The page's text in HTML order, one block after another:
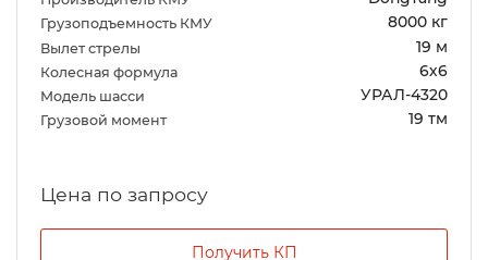
Грузоподъемность КМУ 8000 кг
Вылет стрелы 19 м
Колесная формула 6х6
Модель шасси УРАЛ-4320
Грузовой момент 19 тм
Цена по запросу
Получить КП